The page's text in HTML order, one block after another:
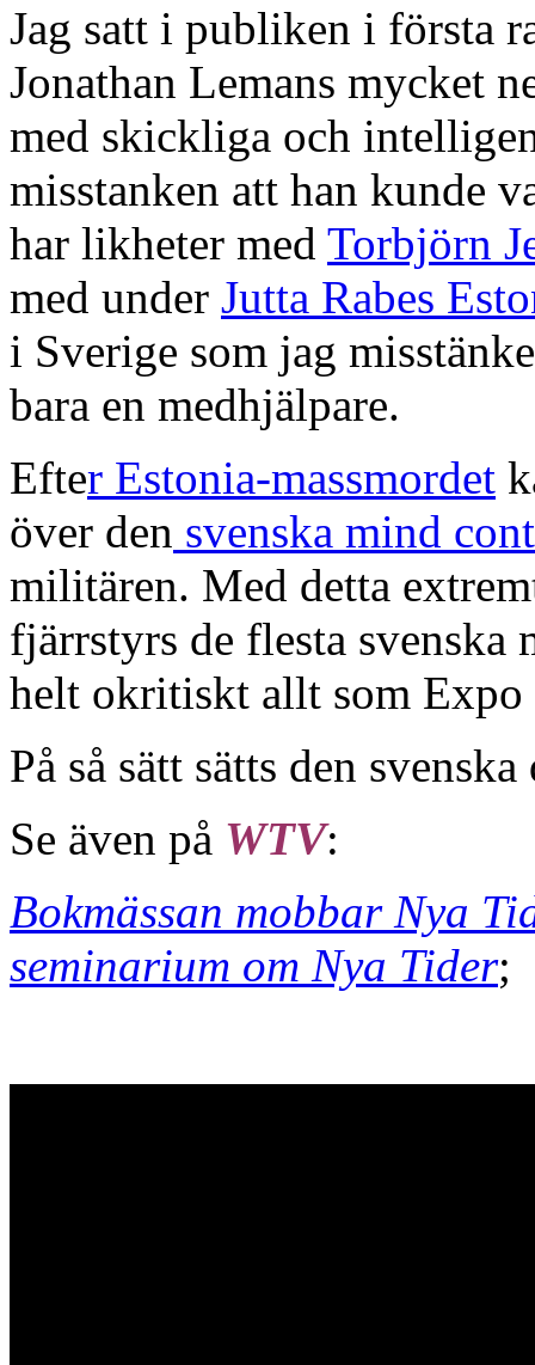
Jag satt i publiken i första
Jonathan Lemans mycket
med skickliga och
misstanken att han kunde
har likheter med Torbjörn
med under Jutta Rabes
i Sverige som jag
bara en medhjälpare.
Efter Estonia-massmordet
över den svenska mind
militären. Med detta
fjärrstyrs de flesta svenska
helt okritiskt allt som Expo
På så sätt sätts den
Se även på WTV:
Bokmässan mobbar Nya
seminarium om Nya Tider;